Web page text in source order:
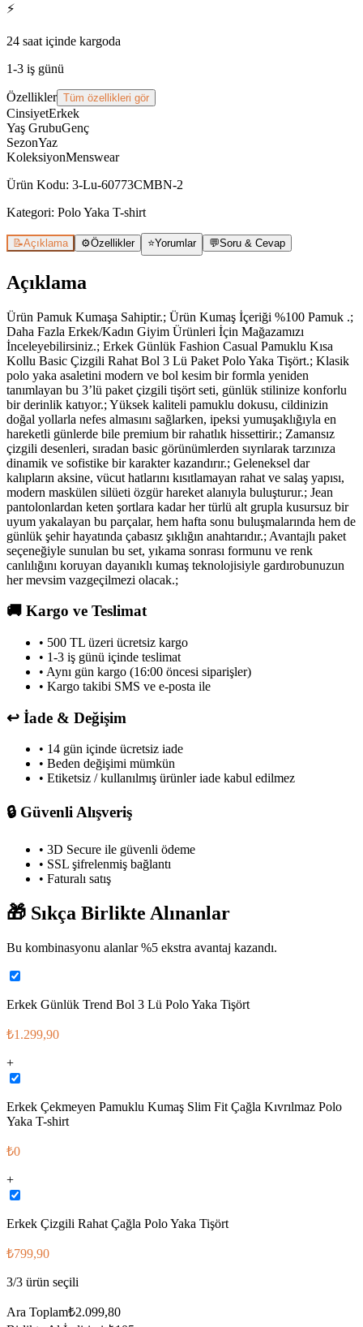
⚡
24 saat içinde kargoda
1-3 iş günü
Özellikler Tüm özellikleri gör
CinsiyetErkek
Yaş GrubuGenç
SezonYaz
KoleksiyonMenswear
Ürün Kodu: 3-Lu-60773CMBN-2
Kategori: Polo Yaka T-shirt
📝Açıklama ⚙️Özellikler ⭐Yorumlar 💬Soru & Cevap
Açıklama
Ürün Pamuk Kumaşa Sahiptir.; Ürün Kumaş İçeriği %100 Pamuk .;
Daha Fazla Erkek/Kadın Giyim Ürünleri İçin Mağazamızı
İnceleyebilirsiniz.; Erkek Günlük Fashion Casual Pamuklu Kısa
Kollu Basic Çizgili Rahat Bol 3 Lü Paket Polo Yaka Tişört.; Klasik
polo yaka asaletini modern ve bol kesim bir formla yeniden
tanımlayan bu 3’lü paket çizgili tişört seti, günlük stilinize konforlu
bir derinlik katıyor.; Yüksek kaliteli pamuklu dokusu, cildinizin
doğal yollarla nefes almasını sağlarken, ipeksi yumuşaklığıyla en
hareketli günlerde bile premium bir rahatlık hissettirir.; Zamansız
çizgili desenleri, sıradan basic görünümlerden sıyrılarak tarzınıza
dinamik ve sofistike bir karakter kazandırır.; Geleneksel dar
kalıpların aksine, vücut hatlarını kısıtlamayan rahat ve salaş yapısı,
modern maskülen silüeti özgür hareket alanıyla buluşturur.; Jean
pantolonlardan keten şortlara kadar her türlü alt grupla kusursuz bir
uyum yakalayan bu parçalar, hem hafta sonu buluşmalarında hem de
günlük şehir hayatında çabasız şıklığın anahtarıdır.; Avantajlı paket
seçeneğiyle sunulan bu set, yıkama sonrası formunu ve renk
canlılığını koruyan dayanıklı kumaş teknolojisiyle gardırobunuzun
her mevsim vazgeçilmezi olacak.;
🚚 Kargo ve Teslimat
• 500 TL üzeri ücretsiz kargo
• 1-3 iş günü içinde teslimat
• Aynı gün kargo (16:00 öncesi siparişler)
• Kargo takibi SMS ve e-posta ile
↩️ İade & Değişim
• 14 gün içinde ücretsiz iade
• Beden değişimi mümkün
• Etiketsiz / kullanılmış ürünler iade kabul edilmez
🔒 Güvenli Alışveriş
• 3D Secure ile güvenli ödeme
• SSL şifrelenmiş bağlantı
• Faturalı satış
🎁 Sıkça Birlikte Alınanlar
Bu kombinasyonu alanlar %5 ekstra avantaj kazandı.
Erkek Günlük Trend Bol 3 Lü Polo Yaka Tişört
₺1.299,90
+
Erkek Çekmeyen Pamuklu Kumaş Slim Fit Çağla Kıvrılmaz Polo
Yaka T-shirt
₺0
+
Erkek Çizgili Rahat Çağla Polo Yaka Tişört
₺799,90
3/3 ürün seçili
Ara Toplam₺2.099,80